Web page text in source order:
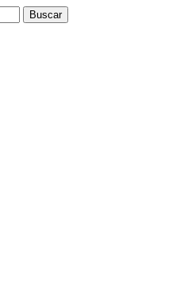
Buscar